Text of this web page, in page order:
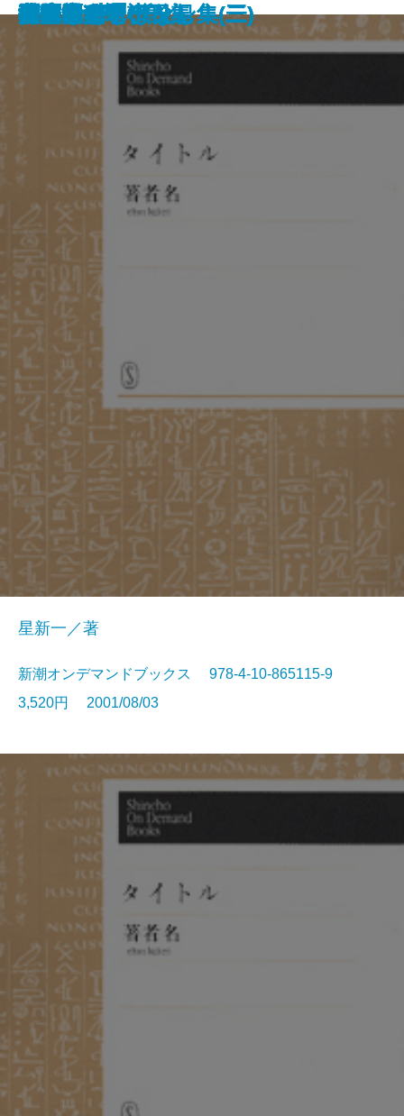
殿さまの日
風流滑稽譚(一)
風流滑稽譚(二)
風流滑稽譚(三)
平将門(上)
平将門(中)
平将門(下)
父子鷹(上)
父子鷹(下)
捕物帳の系譜
夜明けあと
星新一／著
新潮オンデマンドブックス 978-4-10-865115-9
3,520円 2001/08/03
ピエールとジャン
背徳者
秋津温泉
潤一郎犯罪小説集
日本むかしばなし集(一)
日本むかしばなし集(二)
日本むかしばなし集(三)
還暦老人ボケ日記
鼻眼鏡